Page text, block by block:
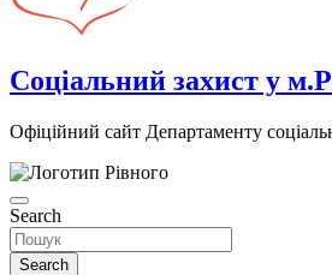
Соціальний захист у
Офіційний сайт Департаменту
Search
Search